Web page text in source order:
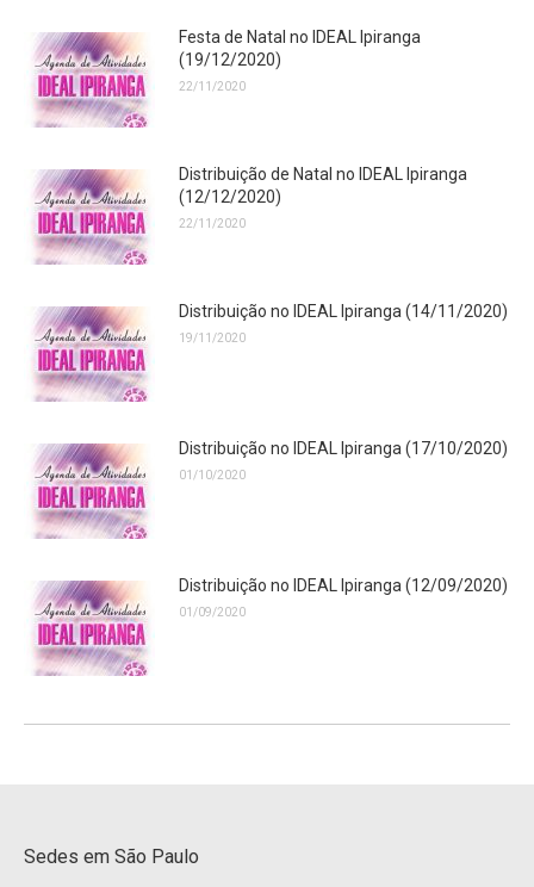
Festa de Natal no IDEAL Ipiranga
(19/12/2020)
22/11/2020
Distribuição de Natal no IDEAL Ipiranga
(12/12/2020)
22/11/2020
Distribuição no IDEAL Ipiranga (14/11/2020)
19/11/2020
Distribuição no IDEAL Ipiranga (17/10/2020)
01/10/2020
Distribuição no IDEAL Ipiranga (12/09/2020)
01/09/2020
Sedes em São Paulo